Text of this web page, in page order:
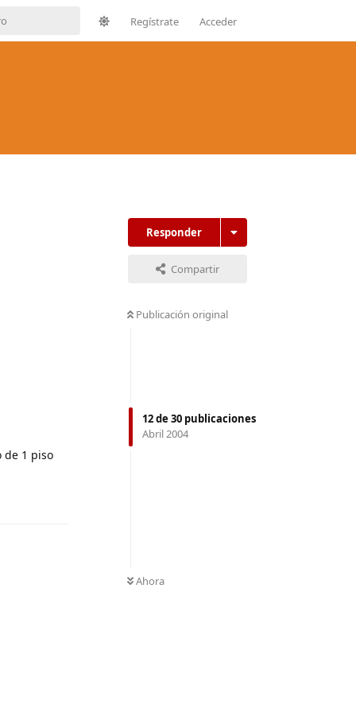
Regístrate Acceder
Responder
Compartir
Publicación original
12de 30 publicaciones
Abril 2004
Ahora
de 1 piso